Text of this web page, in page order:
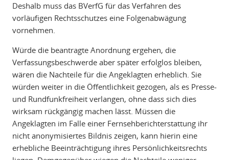
Deshalb muss das BVerfG für das Verfahren des
vorläufigen Rechtsschutzes eine Folgenabwägung
vornehmen.
Würde die beantragte Anordnung ergehen, die
Verfassungsbeschwerde aber später erfolglos bleiben,
wären die Nachteile für die Angeklagten erheblich. Sie
würden weiter in die Öffentlichkeit gezogen, als es Presse-
und Rundfunkfreiheit verlangen, ohne dass sich dies
wirksam rückgängig machen lässt. Müssen die
Angeklagten im Falle einer Fernsehberichterstattung ihr
nicht anonymisiertes Bildnis zeigen, kann hierin eine
erhebliche Beeinträchtigung ihres Persönlichkeitsrechts